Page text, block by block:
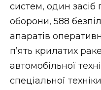
систем, один засіб
оборони, 588
апаратів
п’ять крилатих
автомобільної
спеціальної